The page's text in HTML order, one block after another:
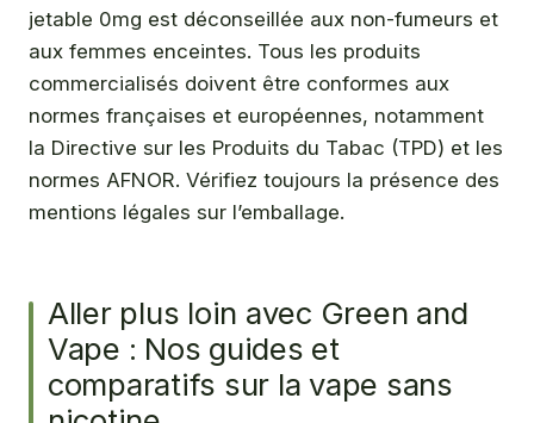
jetable 0mg est déconseillée aux non-fumeurs et
aux femmes enceintes. Tous les produits
commercialisés doivent être conformes aux
normes françaises et européennes, notamment
la Directive sur les Produits du Tabac (TPD) et les
normes AFNOR. Vérifiez toujours la présence des
mentions légales sur l’emballage.
Aller plus loin avec Green and
Vape : Nos guides et
comparatifs sur la vape sans